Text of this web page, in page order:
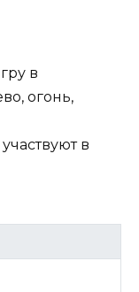
в
огонь,
в